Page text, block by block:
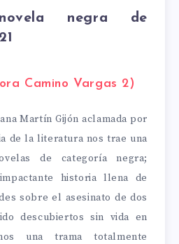
novela negra de
Camino Vargas 2)
Martín Gijón aclamada por
de la literatura nos trae una
de categoría negra;
historia llena de
sobre el asesinato de dos
descubiertos sin vida en
una trama totalmente